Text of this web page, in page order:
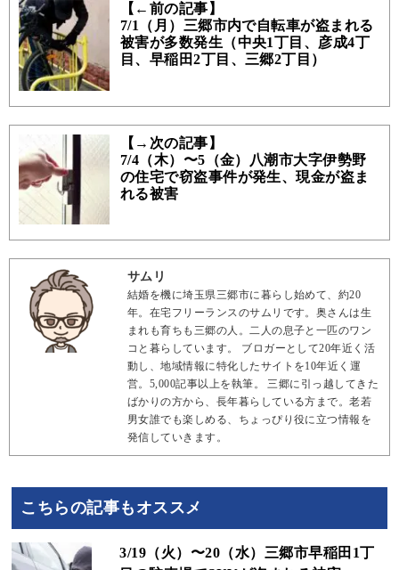
【←前の記事】
7/1（月）三郷市内で自転車が盗まれる
被害が多数発生（中央1丁目、彦成4丁
目、早稲田2丁目、三郷2丁目）
【→次の記事】
7/4（木）〜5（金）八潮市大字伊勢野
の住宅で窃盗事件が発生、現金が盗ま
れる被害
サムリ
結婚を機に埼玉県三郷市に暮らし始めて、約20
年。在宅フリーランスのサムリです。奥さんは生
まれも育ちも三郷の人。二人の息子と一匹のワン
コと暮らしています。 ブロガーとして20年近く活
動し、地域情報に特化したサイトを10年近く運
営。5,000記事以上を執筆。 三郷に引っ越してきた
ばかりの方から、長年暮らしている方まで。老若
男女誰でも楽しめる、ちょっぴり役に立つ情報を
発信していきます。
こちらの記事もオススメ
3/19（火）〜20（水）三郷市早稲田1丁